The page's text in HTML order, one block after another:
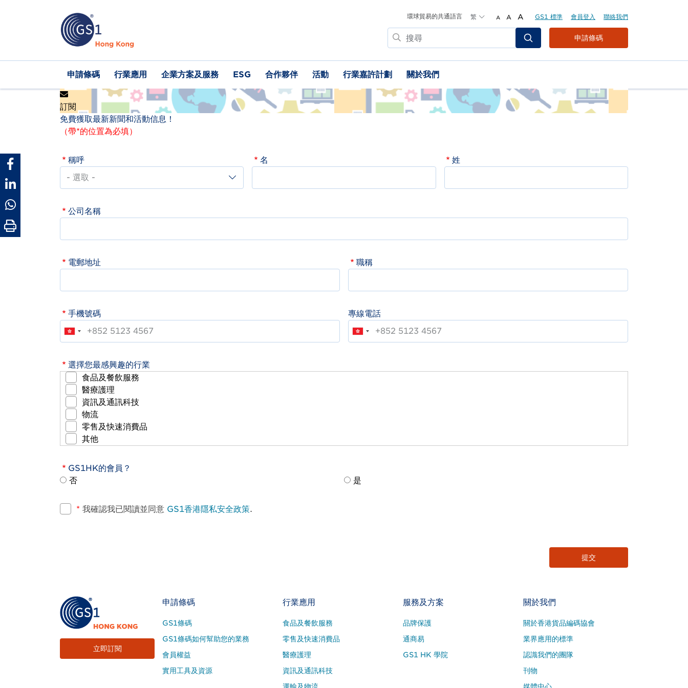
環球貿易的共通語言 繁 A A A GS1 標準 會員登入 聯絡我們
搜
尋
Header
Top
Menu
申請條碼
Main
navigation
申請條碼 行業應用 企業方案及服務 ESG 合作夥伴 活動 行業嘉許計劃 關於我們
訂閱
免費獲取最新新聞和活動信息！
（帶*的位置為必填）
稱呼 名 姓
公司名稱
電郵地址 職稱
手機號碼 專線電話
選擇您最感興趣的行業
食品及餐飲服務
醫療護理
資訊及通訊科技
物流
零售及快速消費品
其他
GS1HK的會員？
否
是
* 我確認我已閱讀並同意 GS1香港隱私安全政策.
立即訂閱
Footer
Site
Menu
申請條碼
GS1條碼
GS1條碼如何幫助您的業務
會員權益
實用工具及資源
行業應用
食品及餐飲服務
零售及快速消費品
醫療護理
資訊及通訊科技
服務及方案
品牌保護
通商易
GS1 HK 學院
關於我們
關於香港貨品編碼協會
業界應用的標準
認識我們的團隊
刊物